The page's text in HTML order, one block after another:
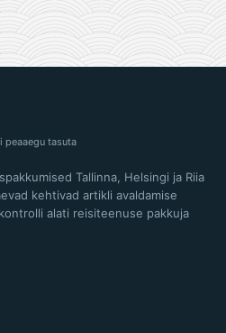
peaaegu tasuta
Tallinna, Helsingi ja Riia
kehtivad artikli avaldamise
alati reisiteenuse pakkuja